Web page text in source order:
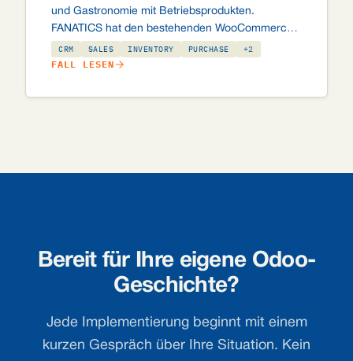
und Gastronomie mit Betriebsprodukten.
FANATICS hat den bestehenden WooCommerce-
Webshop und das Twinfield-Buchhaltungssystem
mit Odoo verbunden – ein operativer Kern, ohne
CRM SALES INVENTORY PURCHASE +2
FALL LESEN
Bereit für Ihre eigene Odoo-
Geschichte?
Jede Implementierung beginnt mit einem
kurzen Gespräch über Ihre Situation. Kein